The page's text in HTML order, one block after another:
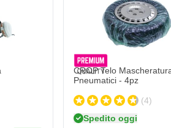
cerchi non solo rimangono
ottimale della vernice
Inoltre, il primer livella le
400 ml
CROP Telo
Pneumatici - 4pz
(4)
Spedito oggi